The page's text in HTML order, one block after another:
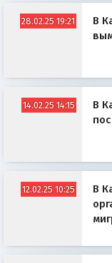
28.02.25 19:21
В
14.02.25 14:15
В
12.02.25 10:25
В